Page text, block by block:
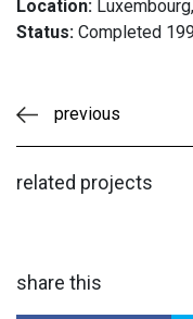
Location:
Status: Completed
previous
related projects
share this